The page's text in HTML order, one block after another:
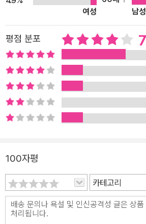
털고 텅 빈 벽에 바짝 붙어 단잠을 자다 소변
근처에서 오래 서성이리라. 텅 텅 울리는 새
스밀 때까지.(「귀래사를 그리며」 부분) 시인은 그동안 단시, 산문시,
인용시 등 다양한 형식 실험을 감행하면서
시 세계를 선보였다. 이번 시집에서도 삶과
직관적 사유가 빛나는 가운데 대담한 생략
가 단연 돋보인다. “뜨거운 눈 속을 뚫고 솟
이 있어 올겨울은 매섭게 푸르다”(「동장군」
계단 사이에 쳐진 거미줄 하나/외진 곳에서
피어난다”(「벼꽃」) 등에서 보듯이 시인은
의 속살과 현실을 꿰뚫는 놀라운 직관력을 ‘
아낸다. 더할 것도 뺄 것도 없이 엄격하게 절
에 스며든 ‘언어의 경제’가 정밀하다. 겨울 속의 목련나무에 꽃망울이
맺혔다/세상엔 이런 작은 기쁨도 있는가(「무제」 전문) 형
여성
남성
평점 분포
100자평
카테고리